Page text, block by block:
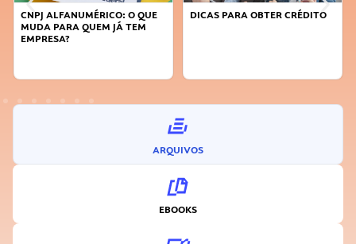
DICAS PARA OBTER CRÉDITO
FAÇA A DIFERENÇA: SEJA
ARQUIVOS
EBOOKS